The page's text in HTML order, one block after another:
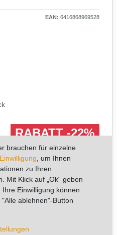
EAN: 6416868969528
RABATT -22%
Sie sparen 119,78 €
2-4 Arbeitstage
brauchen für einzelne
Einwilligung , um Ihnen
zu Ihren
Mit Klick auf „Ok“ geben
Einwilligung können
ablehnen"-Button